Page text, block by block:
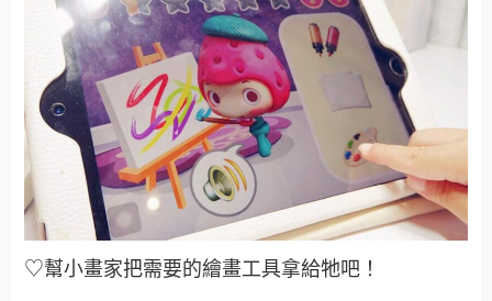
♡幫小畫家把需要的繪畫工具拿給牠吧！